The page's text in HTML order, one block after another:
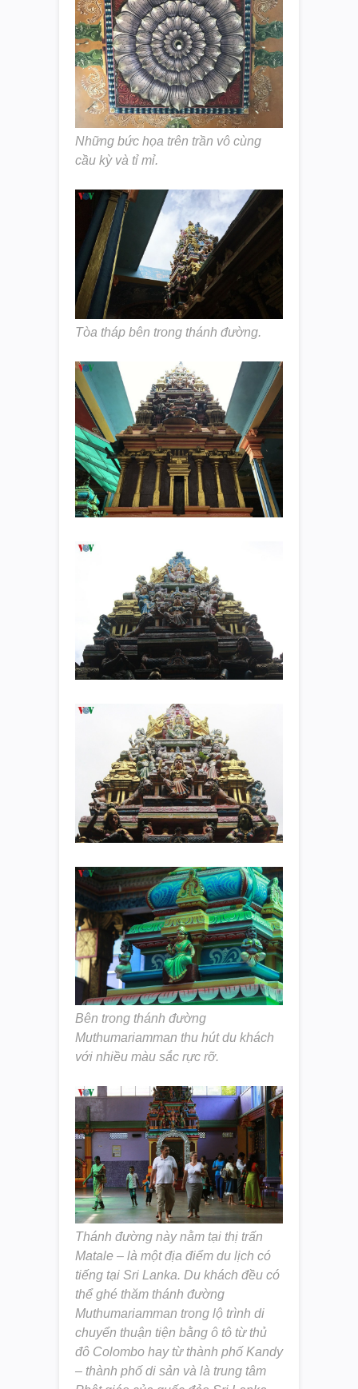
Những bức họa trên trần vô cùng
cầu kỳ và tỉ mỉ.
Tòa tháp bên trong thánh đường.
Bên trong thánh đường
Muthumariamman thu hút du khách
với nhiều màu sắc rực rỡ.
Thánh đường này nằm tại thị trấn
Matale – là một địa điểm du lịch có
tiếng tại Sri Lanka. Du khách đều có
thể ghé thăm thánh đường
Muthumariamman trong lộ trình di
chuyển thuận tiện bằng ô tô từ thủ
đô Colombo hay từ thành phố Kandy
– thành phố di sản và là trung tâm